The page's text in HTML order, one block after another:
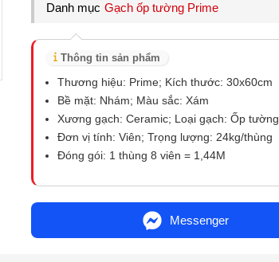
Danh mục Gạch ốp tường Prime
Thông tin sản phẩm
Thương hiệu: Prime; Kích thước: 30x60cm
Bề mặt: Nhám; Màu sắc: Xám
Xương gạch: Ceramic; Loại gạch: Ốp tường
Đơn vị tính: Viên; Trọng lượng: 24kg/thùng
Đóng gói: 1 thùng 8 viên = 1,44M
Messenger